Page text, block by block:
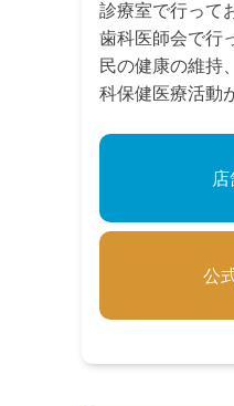
診療室で行って
歯科医師会で行
民の健康の維持
科保健医療活動
公